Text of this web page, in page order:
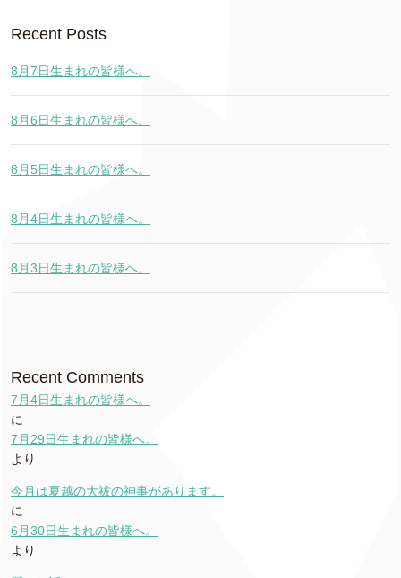
Recent Posts
8月7日生まれの皆様へ。
8月6日生まれの皆様へ。
8月5日生まれの皆様へ。
8月4日生まれの皆様へ。
8月3日生まれの皆様へ。
Recent Comments
7月4日生まれの皆様へ。
に
7月29日生まれの皆様へ。
より
今月は夏越の大祓の神事があります。
に
6月30日生まれの皆様へ。
より